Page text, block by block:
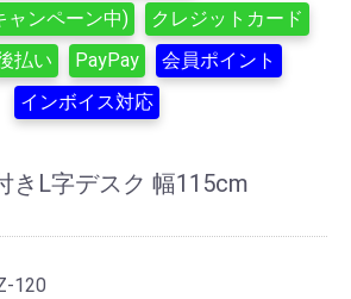
ャンペーン中)
クレジットカード
払い PayPay
会員ポイント
インボイス対応
きL字デスク 幅115cm
120